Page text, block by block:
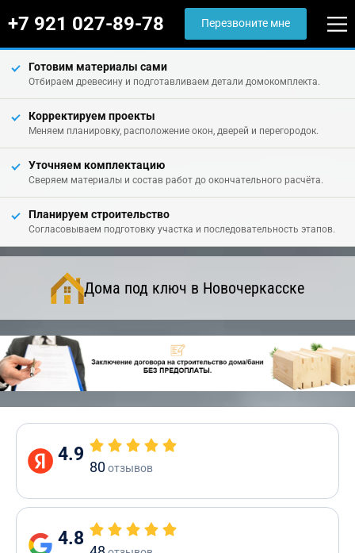
+7 921 027-89-78 Перезвоните мне
Готовим материалы сами
Отбираем древесину и подготавливаем детали домокомплекта.
Корректируем проекты
Меняем планировку, расположение окон, дверей и перегородок.
Уточняем комплектацию
Сверяем материалы и состав работ до окончательного расчёта.
Планируем строительство
Согласовываем подготовку участка и последовательность этапов.
Дома под ключ в Новочеркасске
4.9
80отзывов
4.8